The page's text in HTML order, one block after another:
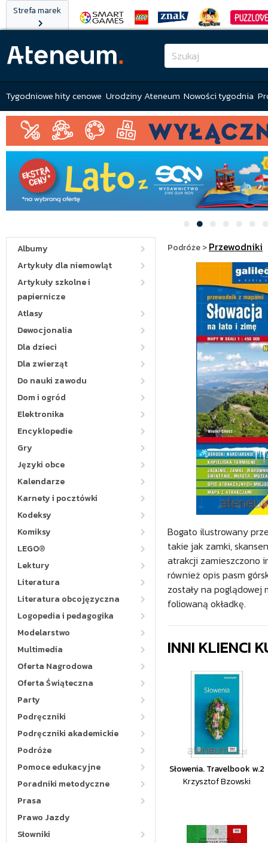
Strefa marek
Tygodniowe hity cenowe Urodziny Ateneum Nowości tygodnia
Albumy
Artykuły dla niemowląt
Artykuły szkolne i
papiernicze
Atlasy
Dewocjonalia
Dla dzieci
Dla zwierząt
Do nauki zawodu
Dom i ogród
Elektronika
Encyklopedie
Gry
Języki obce
Kalendarze
Karnety i pocztówki
Kodeksy
Komiksy
LEGO®
Lektury
Literatura
Literatura obcojęzyczna
Logopedia i pedagogika
Modelarstwo
Multimedia
Oferta Nagrodowa
Oferta Świąteczna
Party
Podręczniki
Podręczniki akademickie
Podróże
Pomoce edukacyjne
Poradniki metodyczne
Prasa
Prawo Jazdy
Słowniki
Podróże>Przewodniki
Bogato ilustrowany
takie jak zamki,
atrakcji zamieszczono
również opis pasm
zostały na poglądowej
foliowaną okładkę.
INNI KLIENCI
Słowenia. Travelbook w.2
Krzysztof Bzowski